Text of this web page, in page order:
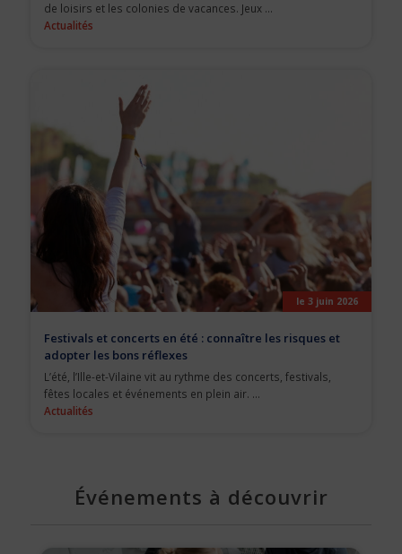
de loisirs et les colonies de vacances. Jeux ...
Actualités
le 3 juin 2026
Festivals et concerts en été : connaître les risques et
adopter les bons réflexes
L’été, l’Ille-et-Vilaine vit au rythme des concerts, festivals,
fêtes locales et événements en plein air. ...
Actualités
Événements à découvrir